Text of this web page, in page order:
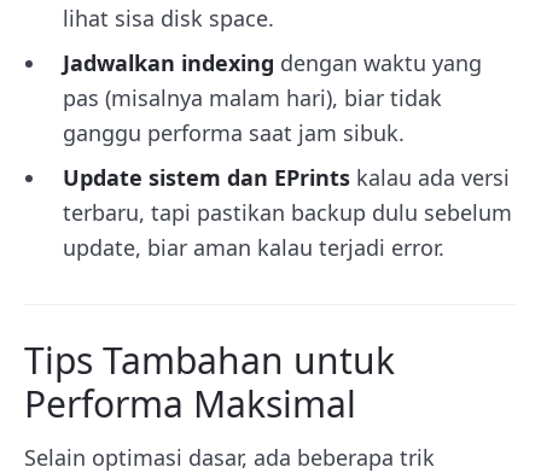
lihat sisa disk space.
Jadwalkan indexing dengan waktu yang
pas (misalnya malam hari), biar tidak
ganggu performa saat jam sibuk.
Update sistem dan EPrints kalau ada versi
terbaru, tapi pastikan backup dulu sebelum
update, biar aman kalau terjadi error.
Tips Tambahan untuk
Performa Maksimal
Selain optimasi dasar, ada beberapa trik